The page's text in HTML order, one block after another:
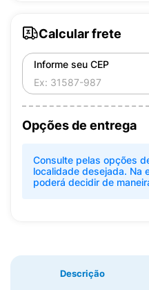
Calcular frete
Informe seu CEP
Opções de entrega
Consulte pelas opções
localidade desejada. Na
poderá decidir de
Descrição